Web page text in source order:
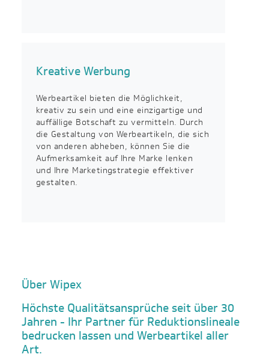
Kreative Werbung
Werbeartikel bieten die Möglichkeit,
kreativ zu sein und eine einzigartige und
auffällige Botschaft zu vermitteln. Durch
die Gestaltung von Werbeartikeln, die sich
von anderen abheben, können Sie die
Aufmerksamkeit auf Ihre Marke lenken
und Ihre Marketingstrategie effektiver
gestalten.
Über Wipex
Höchste Qualitätsansprüche seit über 30
Jahren - Ihr Partner für Reduktionslineale
bedrucken lassen und Werbeartikel aller
Art.